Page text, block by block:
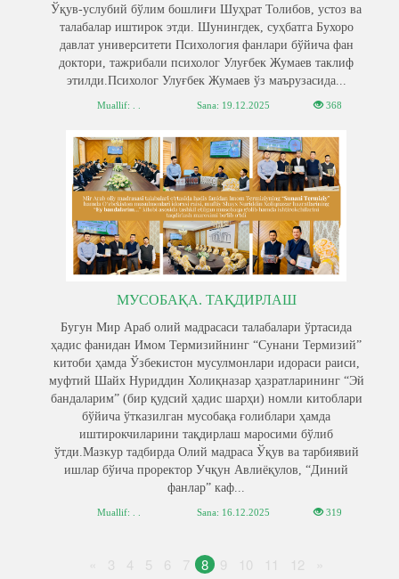
Ўқув-услубий бўлим бошлиғи Шуҳрат Толибов, устоз ва
талабалар иштирок этди. Шунингдек, суҳбатга Бухоро
давлат университети Психология фанлари бўйича фан
доктори, тажрибали психолог Улуғбек Жумаев таклиф
этилди.Психолог Улуғбек Жумаев ўз маърузасида...
Muallif: . . Sana: 19.12.2025 368
МУСОБАҚА. ТАҚДИРЛАШ
Бугун Мир Араб олий мадрасаси талабалари ўртасида
ҳадис фанидан Имом Термизийнинг “Сунани Термизий”
китоби ҳамда Ўзбекистон мусулмонлари идораси раиси,
муфтий Шайх Нуриддин Холиқназар ҳазратларининг “Эй
бандаларим” (бир қудсий ҳадис шарҳи) номли китоблари
бўйича ўтказилган мусобақа ғолиблари ҳамда
иштирокчиларини тақдирлаш маросими бўлиб
ўтди.Мазкур тадбирда Олий мадраса Ўқув ва тарбиявий
ишлар бўича проректор Учқун Авлиёқулов, “Диний
фанлар” каф...
Muallif: . . Sana: 16.12.2025 319
3 4 5 6 7 8 9 10 11 12